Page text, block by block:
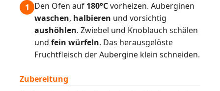
1 Den Ofen auf 180°Cvorheizen. Auberginen
waschen, halbieren und vorsichtig
aushöhlen. Zwiebel und Knoblauch schälen
und fein würfeln. Das herausgelöste
Fruchtfleisch der Aubergine klein schneiden.
Zubereitung